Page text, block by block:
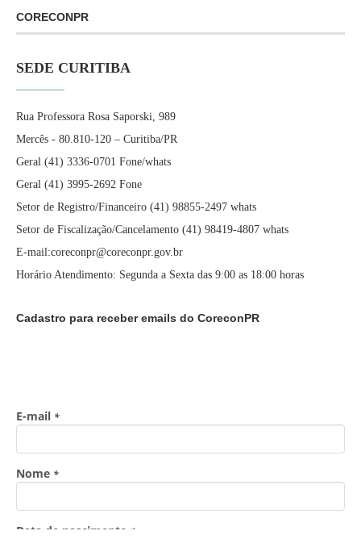
CORECONPR
SEDE CURITIBA
Rua Professora Rosa Saporski, 989
Mercês - 80.810-120 – Curitiba/PR
Geral (41) 3336-0701 Fone/whats
Geral (41) 3995-2692 Fone
Setor de Registro/Financeiro (41) 98855-2497 whats
Setor de Fiscalização/Cancelamento (41) 98419-4807 whats
E-mail:coreconpr@coreconpr.gov.br
Horário Atendimento: Segunda a Sexta das 9:00 as 18:00 horas
Cadastro para receber emails do CoreconPR